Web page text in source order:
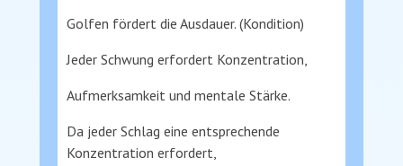
Golfen fördert die Ausdauer. (Kondition)
Jeder Schwung erfordert Konzentration,
Aufmerksamkeit und mentale Stärke.
Da jeder Schlag eine entsprechende
Konzentration erfordert,